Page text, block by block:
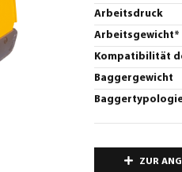
Arbeitsdruck
Arbeitsgewicht*
Kompatibilität
Baggergewicht
ZUR